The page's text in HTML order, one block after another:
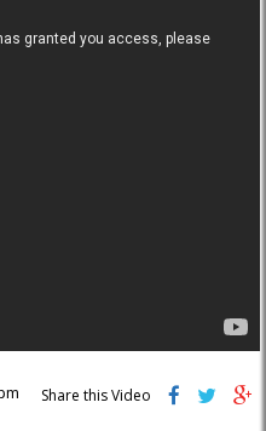
Share this Video